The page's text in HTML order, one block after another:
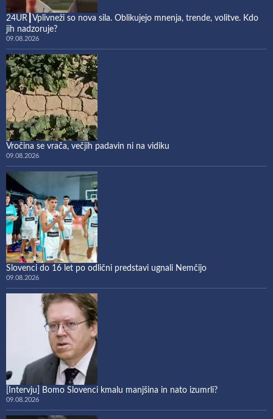
24UR┃Vplivneži so nova sila. Oblikujejo mnenja, trende, volitve. Kdo
jih nadzoruje?
09.08.2026
Vročina se vrača, večjih padavin ni na vidiku
09.08.2026
Slovenci do 16 let po odlični predstavi ugnali Nemčijo
09.08.2026
[Intervju] Bomo Slovenci kmalu manjšina in nato izumrli?
09.08.2026